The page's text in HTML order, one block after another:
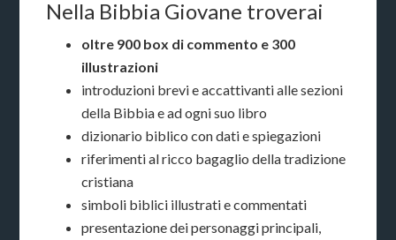
Nella Bibbia Giovane troverai
oltre 900 box di commento e 300
illustrazioni
introduzioni brevi e accattivanti alle sezioni
della Bibbia e ad ogni suo libro
dizionario biblico con dati e spiegazioni
riferimenti al ricco bagaglio della tradizione
cristiana
simboli biblici illustrati e commentati
presentazione dei personaggi principali,